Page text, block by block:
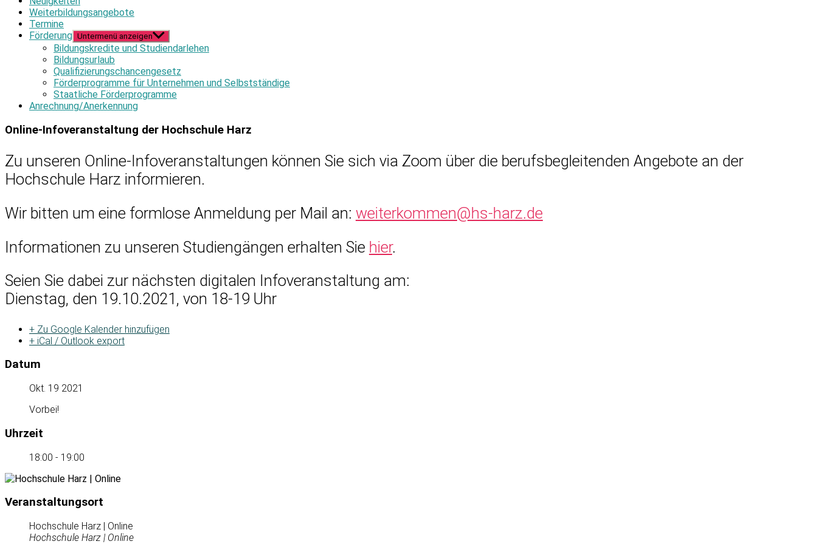
Weiterbildungsangebote
Termine
Förderung Untermenü anzeigen
Bildungskredite und Studiendarlehen
Bildungsurlaub
Qualifizierungschancengesetz
Förderprogramme für Unternehmen und Selbstständige
Staatliche Förderprogramme
Anrechnung/Anerkennung
Online-Infoveranstaltung der Hochschule Harz
Zu unseren Online-Infoveranstaltungen können Sie sich via Zoom über die berufsbegleitenden Angebote an der
Hochschule Harz informieren.
Wir bitten um eine formlose Anmeldung per Mail an: weiterkommen@hs-harz.de
Informationen zu unseren Studiengängen erhalten Sie hier.
Seien Sie dabei zur nächsten digitalen Infoveranstaltung am:
Dienstag, den 19.10.2021, von 18-19 Uhr
+ Zu Google Kalender hinzufügen
+ iCal / Outlook export
Datum
Okt. 19 2021
Vorbei!
Uhrzeit
18:00 - 19:00
Veranstaltungsort
Hochschule Harz | Online
Hochschule Harz | Online